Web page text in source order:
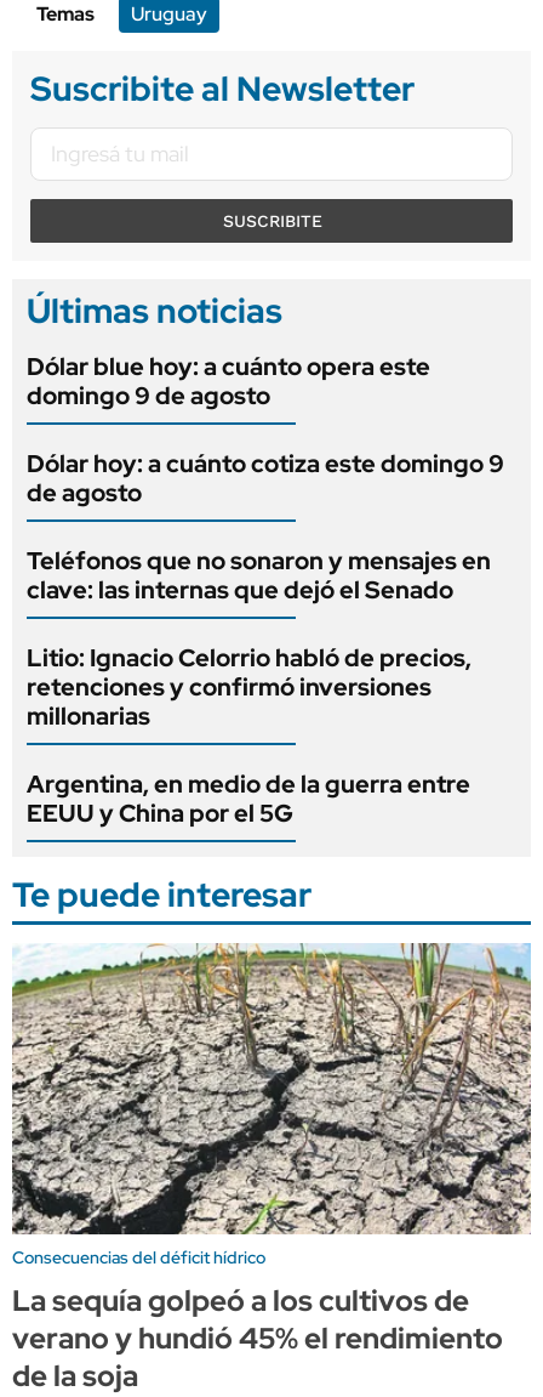
Temas
Uruguay
Suscribite al Newsletter
SUSCRIBITE
Últimas noticias
Dólar blue hoy: a cuánto opera este
domingo 9 de agosto
Dólar hoy: a cuánto cotiza este domingo 9
de agosto
Teléfonos que no sonaron y mensajes en
clave: las internas que dejó el Senado
Litio: Ignacio Celorrio habló de precios,
retenciones y confirmó inversiones
millonarias
Argentina, en medio de la guerra entre
EEUU y China por el 5G
Te puede interesar
Consecuencias del déficit hídrico
La sequía golpeó a los cultivos de
verano y hundió 45% el rendimiento
de la soja